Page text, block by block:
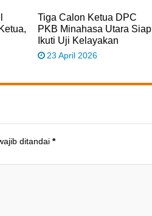
Tiga Calon Ketua DPC
PKB Minahasa Utara Siap
Ikuti Uji Kelayakan
23 April 2026
ditandai *